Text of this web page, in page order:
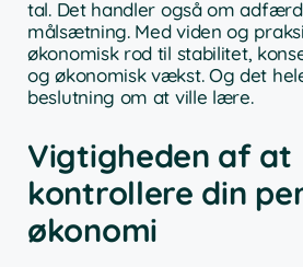
tal. Det handler også om
målsætning. Med viden og
økonomisk rod til stabilitet,
og økonomisk vækst. Og det
beslutning om at ville lære.
Vigtigheden af at
kontrollere din
økonomi